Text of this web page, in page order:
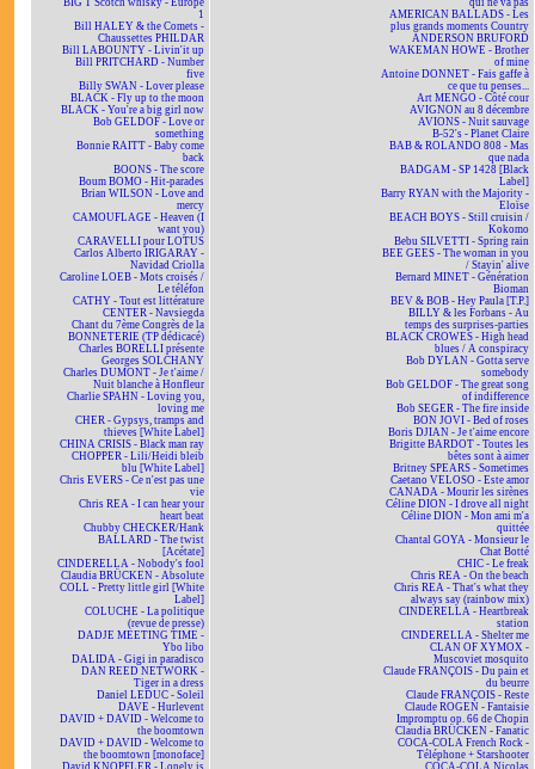
BIG T Scotch whisky - Europe
1
Bill HALEY & the Comets -
Chaussettes PHILDAR
Bill LABOUNTY - Livin'it up
Bill PRITCHARD - Number
five
Billy SWAN - Lover please
BLACK - Fly up to the moon
BLACK - You're a big girl now
Bob GELDOF - Love or
something
Bonnie RAITT - Baby come
back
BOONS - The score
Boum BOMO - Hit-parades
Brian WILSON - Love and
mercy
CAMOUFLAGE - Heaven (I
want you)
CARAVELLI pour LOTUS
Carlos Alberto IRIGARAY -
Navidad Criolla
Caroline LOEB - Mots croisés /
Le téléfon
CATHY - Tout est littérature
CENTER - Navsiegda
Chant du 7ème Congrès de la
BONNETERIE (TP dédicacé)
Charles BORELLI présente
Georges SOLCHANY
Charles DUMONT - Je t'aime /
Nuit blanche à Honfleur
Charlie SPAHN - Loving you,
loving me
CHER - Gypsys, tramps and
thieves [White Label]
CHINA CRISIS - Black man ray
CHOPPER - Lili/Heidi bleib
blu [White Label]
Chris EVERS - Ce n'est pas une
vie
Chris REA - I can hear your
heart beat
Chubby CHECKER/Hank
BALLARD - The twist
[Acétate]
CINDERELLA - Nobody's fool
Claudia BRÜCKEN - Absolute
COLL - Pretty little girl [White
Label]
COLUCHE - La politique
(revue de presse)
DADJE MEETING TIME -
Ybo libo
DALIDA - Gigi in paradisco
DAN REED NETWORK -
Tiger in a dress
Daniel LEDUC - Soleil
DAVE - Hurlevent
DAVID + DAVID - Welcome to
the boomtown
DAVID + DAVID - Welcome to
the boomtown [monoface]
David KNOPFLER - Lonely is
qui ne va pas
AMERICAN BALLADS - Les
plus grands moments Country
ANDERSON BRUFORD
WAKEMAN HOWE - Brother
of mine
Antoine DONNET - Fais gaffe à
ce que tu penses...
Art MENGO - Côté cour
AVIGNON au 8 décembre
AVIONS - Nuit sauvage
B-52's - Planet Claire
BAB & ROLANDO 808 - Mas
que nada
BADGAM - SP 1428 [Black
Label]
Barry RYAN with the Majority -
Eloïse
BEACH BOYS - Still cruisin /
Kokomo
Bebu SILVETTI - Spring rain
BEE GEES - The woman in you
/ Stayin' alive
Bernard MINET - Génération
Bioman
BEV & BOB - Hey Paula [T.P.]
BILLY & les Forbans - Au
temps des surprises-parties
BLACK CROWES - High head
blues / A conspiracy
Bob DYLAN - Gotta serve
somebody
Bob GELDOF - The great song
of indifference
Bob SEGER - The fire inside
BON JOVI - Bed of roses
Boris DJIAN - Je t'aime encore
Brigitte BARDOT - Toutes les
bêtes sont à aimer
Britney SPEARS - Sometimes
Caetano VELOSO - Este amor
CANADA - Mourir les sirènes
Céline DION - I drove all night
Céline DION - Mon ami m'a
quittée
Chantal GOYA - Monsieur le
Chat Botté
CHIC - Le freak
Chris REA - On the beach
Chris REA - That's what they
always say (rainbow mix)
CINDERELLA - Heartbreak
station
CINDERELLA - Shelter me
CLAN OF XYMOX -
Muscoviet mosquito
Claude FRANÇOIS - Du pain et
du beurre
Claude FRANÇOIS - Reste
Claude ROGEN - Fantaisie
Impromptu op. 66 de Chopin
Claudia BRÜCKEN - Fanatic
COCA-COLA French Rock -
Téléphone + Starshooter
COCA-COLA Nicolas